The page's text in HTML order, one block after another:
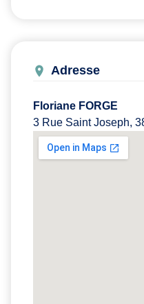
Adresse
Floriane FORGE
3 Rue Saint Joseph,